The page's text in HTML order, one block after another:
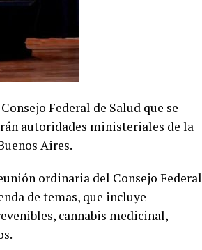
Federal de Salud que se
autoridades ministeriales de la
Aires.
ordinaria del Consejo Federal
de temas, que incluye
cannabis medicinal,